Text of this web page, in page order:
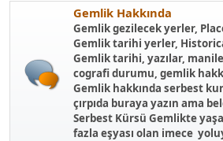
Gemlik Hakkında
Gemlik gezilecek yerler,
Gemlik tarihi yerler,
Gemlik tarihi, yazılar,
cografi durumu, gemlik
Gemlik hakkında serbest
çırpıda buraya yazın ama
Serbest Kürsü Gemlikte
fazla eşyası olan imece